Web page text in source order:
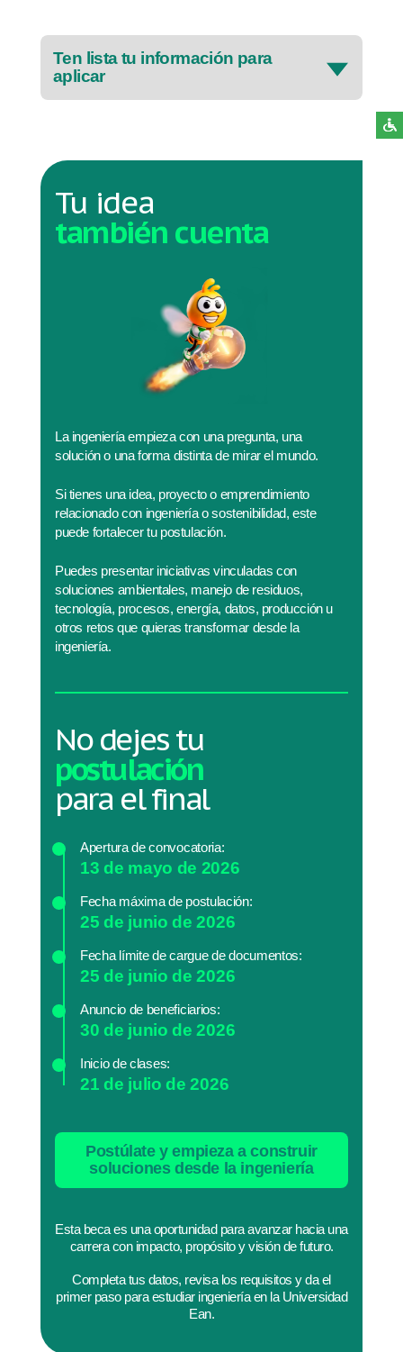
Ten lista tu información para
aplicar
Tu idea
también cuenta
La ingeniería empieza con una pregunta, una
solución o una forma distinta de mirar el mundo.
Si tienes una idea, proyecto o emprendimiento
relacionado con ingeniería o sostenibilidad, este
puede fortalecer tu postulación.
Puedes presentar iniciativas vinculadas con
soluciones ambientales, manejo de residuos,
tecnología, procesos, energía, datos, producción u
otros retos que quieras transformar desde la
ingeniería.
No dejes tu
postulación
para el final
Apertura de convocatoria:
13 de mayo de 2026
Fecha máxima de postulación:
25 de junio de 2026
Fecha límite de cargue de documentos:
25 de junio de 2026
Anuncio de beneficiarios:
30 de junio de 2026
Inicio de clases:
21 de julio de 2026
Postúlate y empieza a construir
soluciones desde la ingeniería
Esta beca es una oportunidad para avanzar hacia una
carrera con impacto, propósito y visión de futuro.
Completa tus datos, revisa los requisitos y da el
primer paso para estudiar ingeniería en la Universidad
Ean.